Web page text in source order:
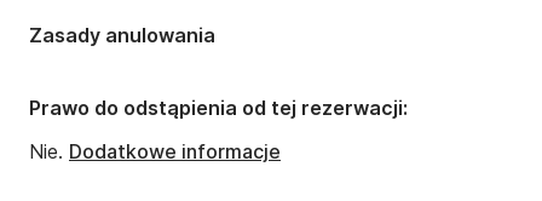
Moc silnika:45KM
Zasady anulowania
Prawo do odstąpienia od tej rezerwacji:
Nie. Dodatkowe informacje